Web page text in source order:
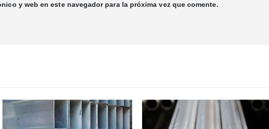
y web en este navegador para la próxima vez que comente.